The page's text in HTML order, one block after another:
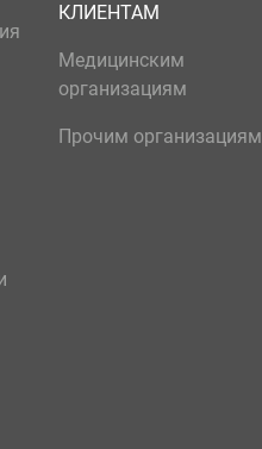
КЛИЕНТАМ
Медицинским
организациям
Прочим организациям